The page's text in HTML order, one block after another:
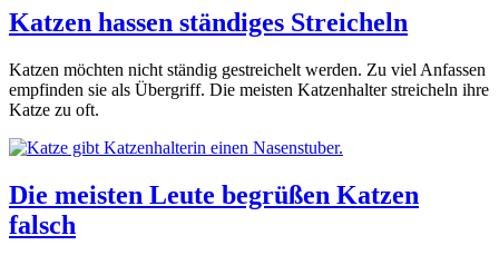
Katzen hassen ständiges Streicheln
Katzen möchten nicht ständig gestreichelt werden. Zu viel Anfassen
empfinden sie als Übergriff. Die meisten Katzenhalter streicheln ihre
Katze zu oft.
Die meisten Leute begrüßen Katzen
falsch